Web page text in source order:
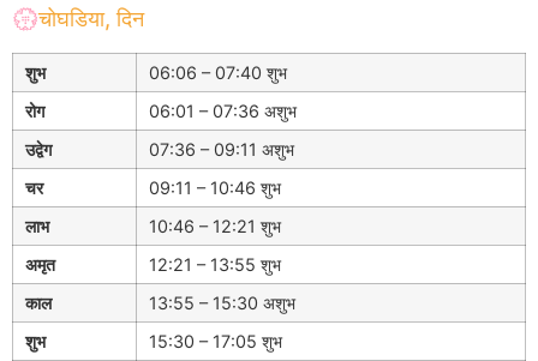
💮चोघडिया, दिन
शुभ
06:06 – 07:40 शुभ
रोग
06:01 – 07:36 अशुभ
उद्वेग
07:36 – 09:11 अशुभ
चर
09:11 – 10:46 शुभ
लाभ
10:46 – 12:21 शुभ
अमृत
12:21 – 13:55 शुभ
काल
13:55 – 15:30 अशुभ
शुभ
15:30 – 17:05 शुभ